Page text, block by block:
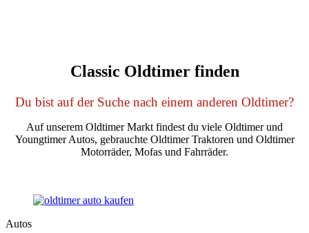
Classic Oldtimer finden
Du bist auf der Suche nach einem anderen Oldtimer?
Auf unserem Oldtimer Markt findest du viele Oldtimer und
Youngtimer Autos, gebrauchte Oldtimer Traktoren und Oldtimer
Motorräder, Mofas und Fahrräder.
Autos